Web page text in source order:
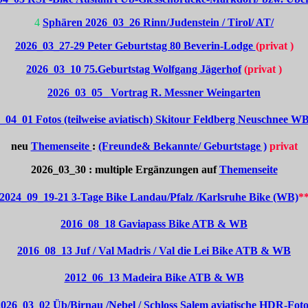
4 Sphären 2026_03_26 Rinn/Judenstein / Tirol/ AT/
2026_03_27-29 Peter Geburtstag 80 Beverin-Lodge (privat )
2026_03_10 75.Geburtstag Wolfgang Jägerhof (privat )
2026_03_05_ Vortrag R. Messner Weingarten
Fotos (teilweise aviatisch) Skitour Feldberg Neuschnee
neu Themenseite : (Freunde& Bekannte/ Geburtstage ) privat
2026_03_30 : multiple Ergänzungen aufThemenseite
21 3-Tage Bike Landau/Pfalz /Karlsruhe Bike (WB)**
2016_08_18 Gaviapass Bike ATB & WB
2016_08_13 Juf / Val Madris / Val die Lei Bike ATB & WB
2012_06_13 Madeira Bike ATB & WB
Üb/Birnau /Nebel / Schloss Salem aviatische HDR-